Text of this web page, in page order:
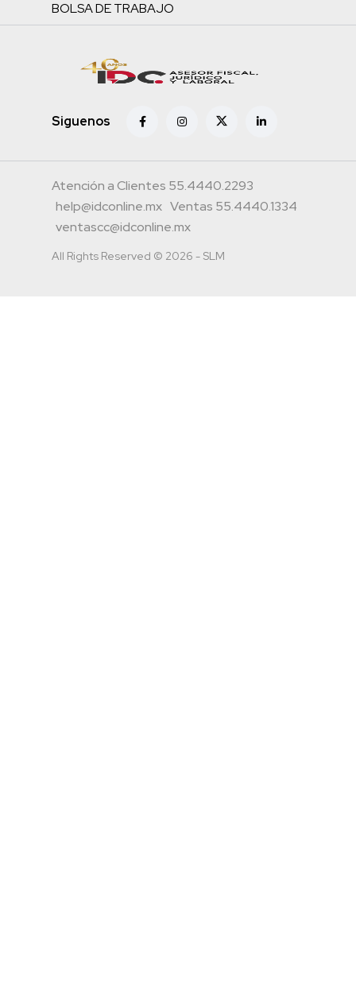
BOLSA DE TRABAJO
Siguenos
Atención a Clientes 55.4440.2293
help@idconline.mx Ventas 55.4440.1334
ventascc@idconline.mx
All Rights Reserved © 2026 - SLM